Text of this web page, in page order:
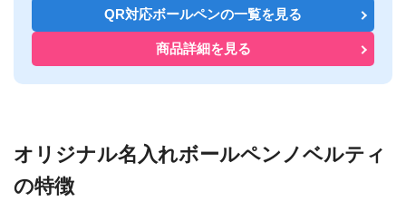
QR対応ボールペンの一覧を見る
商品詳細を見る
オリジナル名入れボールペンノベルティ
の特徴